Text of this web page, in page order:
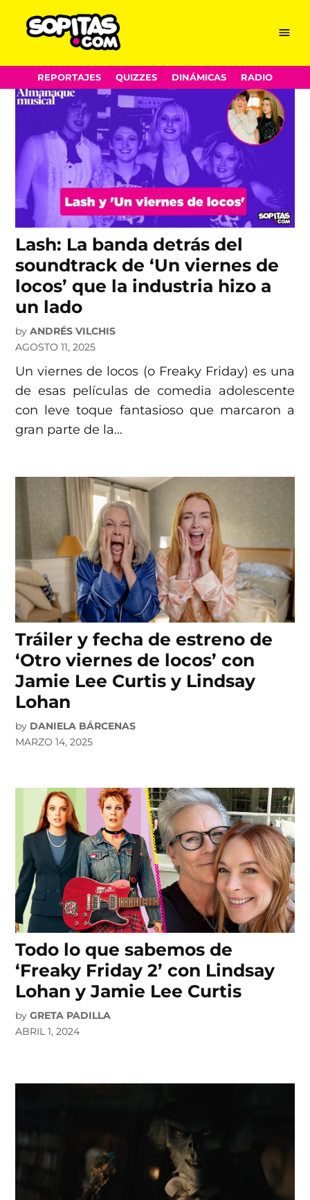
content
Menu
REPORTAJES QUIZZES DINÁMICAS RADIO
Jamie Lee Curtis
Lash: La banda detrás del
soundtrack de ‘Un viernes de
locos’ que la industria hizo a
un lado
by ANDRÉS VILCHIS
AGOSTO 11, 2025
Un viernes de locos (o Freaky Friday) es una
de esas películas de comedia adolescente
con leve toque fantasioso que marcaron a
gran parte de la…
Tráiler y fecha de estreno de
‘Otro viernes de locos’ con
Jamie Lee Curtis y Lindsay
Lohan
by DANIELA BÁRCENAS
MARZO 14, 2025
Todo lo que sabemos de
‘Freaky Friday 2’ con Lindsay
Lohan y Jamie Lee Curtis
by GRETA PADILLA
ABRIL 1, 2024